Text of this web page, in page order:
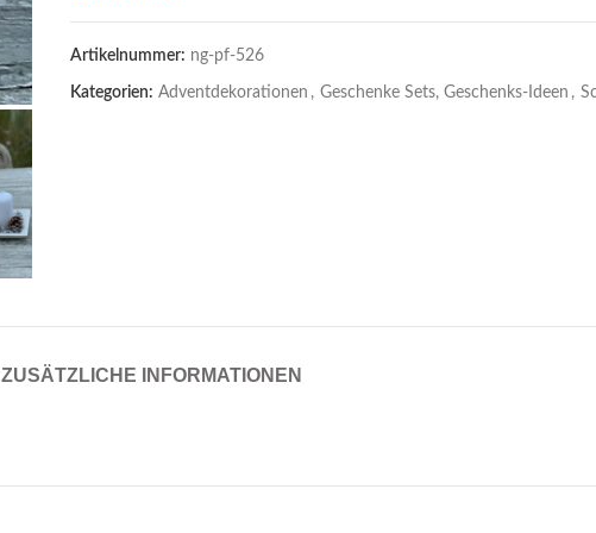
Artikelnummer: ng-pf-526
Kategorien: Adventdekorationen , Geschenke Sets, Geschenks-Ideen ,
ZUSÄTZLICHE INFORMATIONEN